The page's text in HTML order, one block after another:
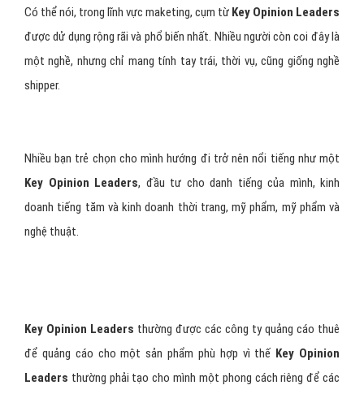
Có thể nói, trong lĩnh vực maketing, cụm từ Key Opinion Leaders
được dử dụng rộng rãi và phổ biến nhất. Nhiều người còn coi đây là
một nghề, nhưng chỉ mang tính tay trái, thời vụ, cũng giống nghề
shipper.
Nhiều bạn trẻ chọn cho mình hướng đi trở nên nổi tiếng như một
Key Opinion Leaders, đầu tư cho danh tiếng của mình, kinh
doanh tiếng tăm và kinh doanh thời trang, mỹ phẩm, mỹ phẩm và
nghệ thuật.
Key Opinion Leaders thường được các công ty quảng cáo thuê
để quảng cáo cho một sản phẩm phù hợp vì thế Key Opinion
Leaders thường phải tạo cho mình một phong cách riêng để các